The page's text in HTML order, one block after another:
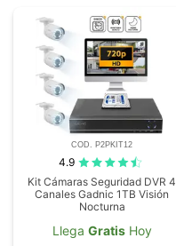
COD. P2PKIT12
4.9
Kit Cámaras Seguridad DVR 4
Canales Gadnic 1TB Visión
Nocturna
Llega GratisHoy